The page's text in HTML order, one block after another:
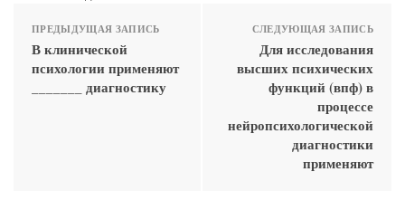
ПРЕДЫДУЩАЯ ЗАПИСЬ
В клинической
психологии применяют
_______ диагностику
СЛЕДУЮЩАЯ ЗАПИСЬ
Для исследования
высших психических
функций (впф) в
процессе
нейропсихологической
диагностики
применяют